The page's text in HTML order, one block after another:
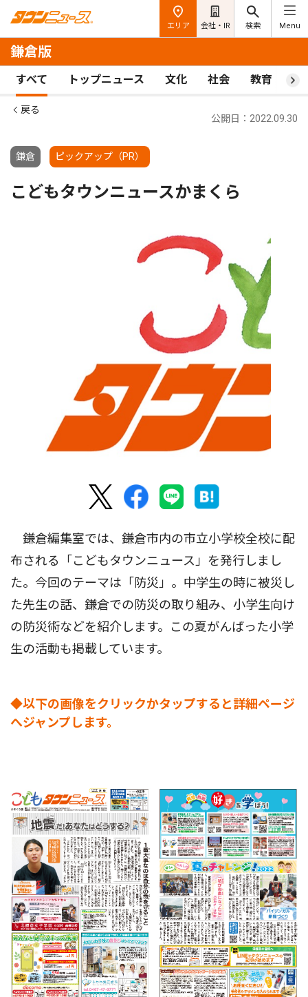
エリア 会社・IR 検索 Menu
鎌倉版
すべて トップニュース 文化 社会 教育 ス
戻る
鎌倉 ピックアップ（PR）
公開日：2022.09.30
こどもタウンニュースかまくら
鎌倉編集室では、鎌倉市内の市立小学校全校に配
布される「こどもタウンニュース」を発行しまし
た。今回のテーマは「防災」。中学生の時に被災し
た先生の話、鎌倉での防災の取り組み、小学生向け
の防災術などを紹介します。この夏がんばった小学
生の活動も掲載しています。
◆以下の画像をクリックかタップすると詳細ページ
へジャンプします。